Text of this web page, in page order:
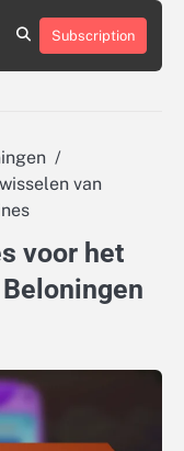
About
Contact
Cookie
Privacy
Sitemap
Terms
Subscription
van
voor het